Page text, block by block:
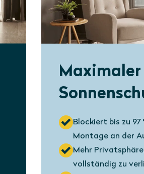
Maximaler
Blockiert bis zu 97
Montage an der
Mehr
vollständig zu